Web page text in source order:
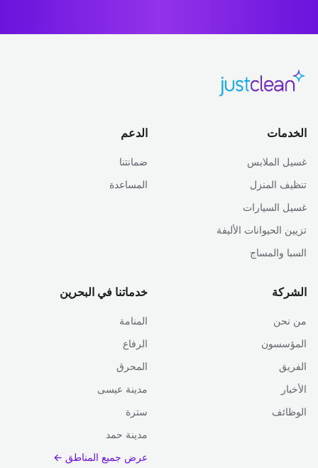
الخدمات
غسيل الملابس
تنظيف المنزل
غسيل السيارات
تزيين الحيوانات الأليفة
السبا والمساج
الدعم
ضمانتنا
المساعدة
الشركة
من نحن
المؤسسون
الفريق
الأخبار
الوظائف
خدماتنا في البحرين
المنامة
الرفاع
المحرق
مدينة عيسى
سترة
مدينة حمد
عرض جميع المناطق ←